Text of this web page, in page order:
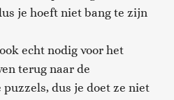
je hoeft niet bang te zijn
echt nodig voor het
terug naar de
dus je doet ze niet